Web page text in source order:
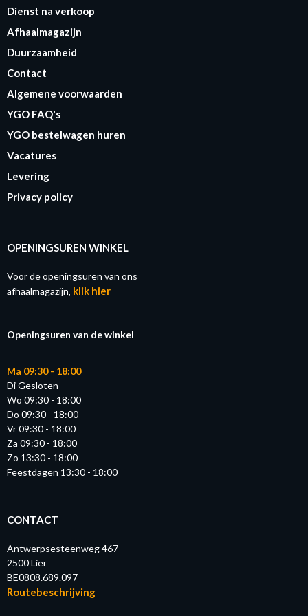
Dienst na verkoop
Afhaalmagazijn
Duurzaamheid
Contact
Algemene voorwaarden
YGO FAQ's
YGO bestelwagen huren
Vacatures
Levering
Privacy policy
OPENINGSUREN WINKEL
Voor de openingsuren van ons
afhaalmagazijn, klik hier
Openingsuren van de winkel
Ma 09:30 - 18:00
Di Gesloten
Wo 09:30 - 18:00
Do 09:30 - 18:00
Vr 09:30 - 18:00
Za 09:30 - 18:00
Zo 13:30 - 18:00
Feestdagen 13:30 - 18:00
CONTACT
Antwerpsesteenweg 467
2500 Lier
BE0808.689.097
Routebeschrijving